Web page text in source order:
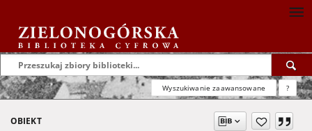
Wyszukiwanie zaawansowane ?
OBIEKT